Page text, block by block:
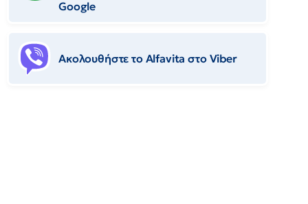
Google
Ακολουθήστε το Αlfavita στο Viber